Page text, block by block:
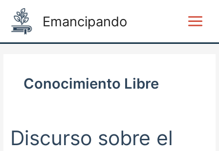
contenido
Emancipando
Menu
Conocimiento Libre
Discurso sobre el
Discurso
sobre
pagination